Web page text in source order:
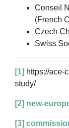
Conseil
(French
Czech
Swiss
[1] https://ace-
study/
[2] new-
[3]